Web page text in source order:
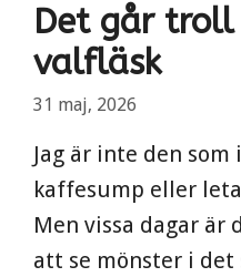
Det går troll
valfläsk
31 maj, 2026
Jag är inte den
kaffesump eller
Men vissa dagar
att se mönster i